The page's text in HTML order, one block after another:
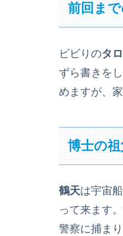
前回ま
ビビりのタ
ずら書きを
めますが、
博士の祖
鶴天は宇宙
って来ます。
警察に捕まり